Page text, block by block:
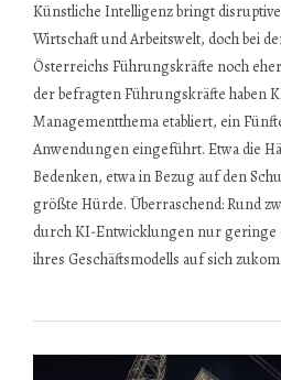
Künstliche Intelligenz bringt
Wirtschaft und Arbeitswelt, doch bei
Österreichs Führungskräfte noch
der befragten Führungskräfte haben
Managementthema etabliert, ein
Anwendungen eingeführt. Etwa die
Bedenken, etwa in Bezug auf den
größte Hürde. Überraschend: Rund
durch KI-Entwicklungen nur geringe
ihres Geschäftsmodells auf sich